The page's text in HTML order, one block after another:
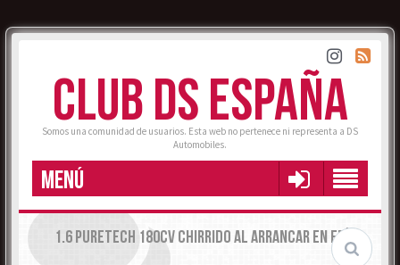
CLUB DS ESPAÑA
Somos una comunidad de usuarios. Esta web no pertenece ni representa a DS
Automobiles.
MENÚ
1.6 PURETECH 180CV CHIRRIDO AL ARRANCAR EN FRÍO